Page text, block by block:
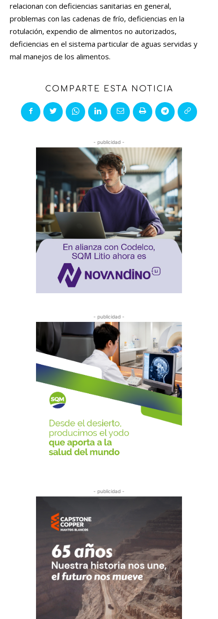
relacionan con deficiencias sanitarias en general,
problemas con las cadenas de frío, deficiencias en la
rotulación, expendio de alimentos no autorizados,
deficiencias en el sistema particular de aguas servidas y
mal manejos de los alimentos.
COMPARTE ESTA NOTICIA
- publicidad -
- publicidad -
- publicidad -